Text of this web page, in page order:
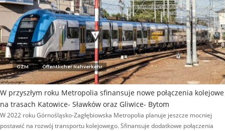
GZM Öffentlicher Nahverkehr
W przyszłym roku Metropolia sfinansuje nowe połączenia kolejowe
na trasach Katowice- Sławków oraz Gliwice- Bytom
W 2022 roku Górnośląsko-Zagłębiowska Metropolia planuje jeszcze mocniej
postawić na rozwój transportu kolejowego. Sfinansuje dodatkowe połączenia